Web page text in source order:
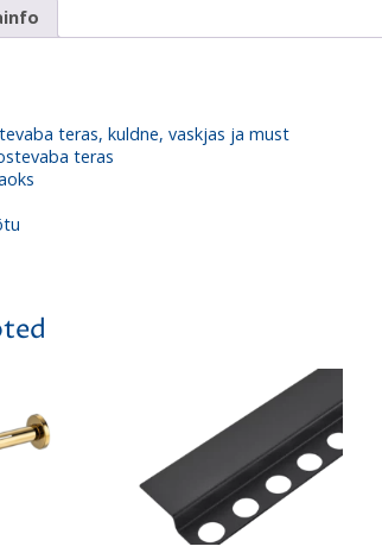
teras, kuldne, vaskjas ja must
teras